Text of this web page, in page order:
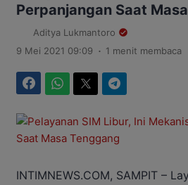
Perpanjangan Saat
Aditya Lukmantoro
9 Mei 2021 09:09 . 1 menit membaca
INTIMNEWS.COM, SAMPIT –